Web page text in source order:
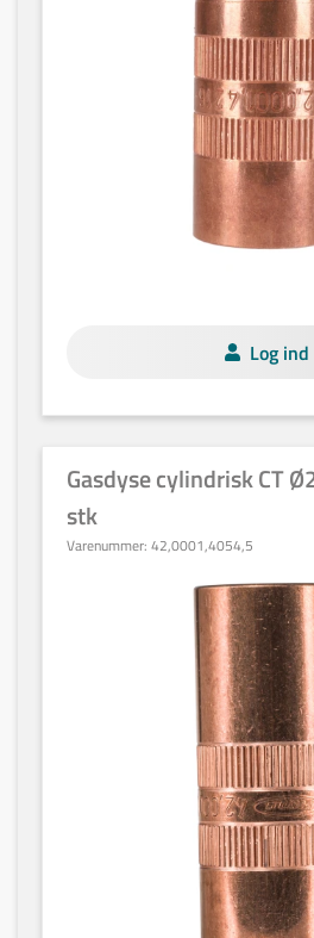
Log ind
Gasdyse cylindrisk CT
stk
Varenummer: 42,0001,4054,5